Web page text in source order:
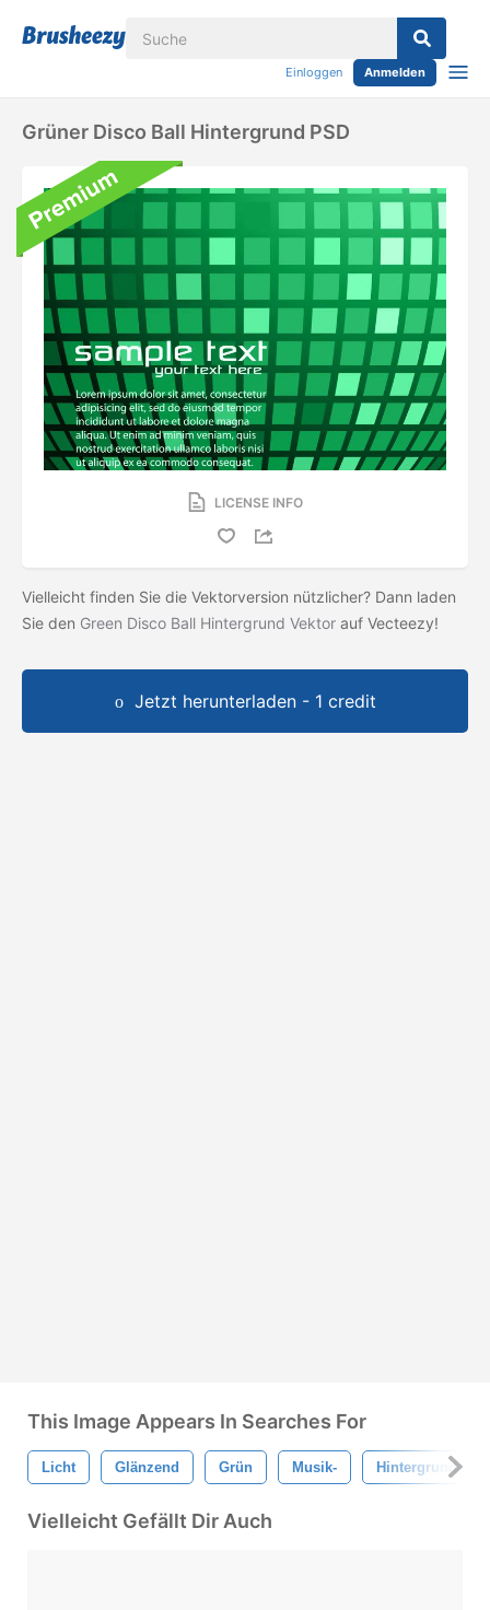
Einloggen Anmelden
Grüner Disco Ball Hintergrund PSD
LICENSE INFO
Vielleicht finden Sie die Vektorversion nützlicher? Dann laden
Sie den Green Disco Ball Hintergrund Vektor auf Vecteezy!
Jetzt herunterladen - 1 credit
This Image Appears In Searches For
Licht Glänzend Grün Musik- Hintergrund
Vielleicht Gefällt Dir Auch